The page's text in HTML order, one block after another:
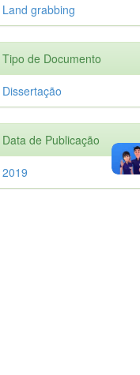
Land grabbing
Tipo de Documento
Dissertação
Data de Publicação
2019